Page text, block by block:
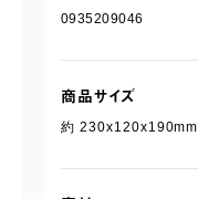
0935209046
商品サイズ
約 230x120x190mm